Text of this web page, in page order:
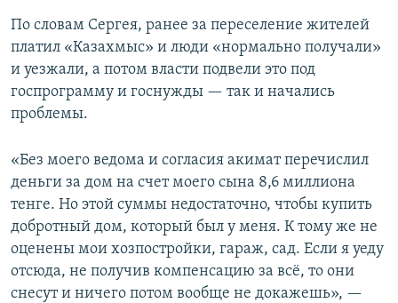
По словам Сергея, ранее за переселение жителей
платил «Казахмыс» и люди «нормально получали»
и уезжали, а потом власти подвели это под
госпрограмму и госнужды — так и начались
проблемы.
«Без моего ведома и согласия акимат перечислил
деньги за дом на счет моего сына 8,6 миллиона
тенге. Но этой суммы недостаточно, чтобы купить
добротный дом, который был у меня. К тому же не
оценены мои хозпостройки, гараж, сад. Если я уеду
отсюда, не получив компенсацию за всё, то они
снесут и ничего потом вообще не докажешь», —